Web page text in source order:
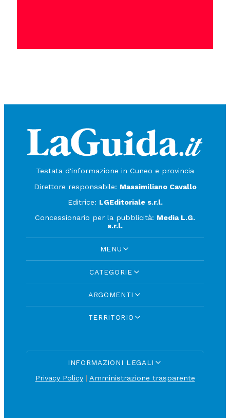
Testata d'informazione in Cuneo e provincia
Direttore responsabile: Massimiliano Cavallo
Editrice: LGEditoriale s.r.l.
Concessionario per la pubblicità: Media L.G.
s.r.l.
MENU
CATEGORIE
ARGOMENTI
TERRITORIO
INFORMAZIONI LEGALI
Privacy Policy| Amministrazione trasparente